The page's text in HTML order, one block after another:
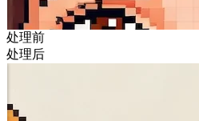
处理前
处理后